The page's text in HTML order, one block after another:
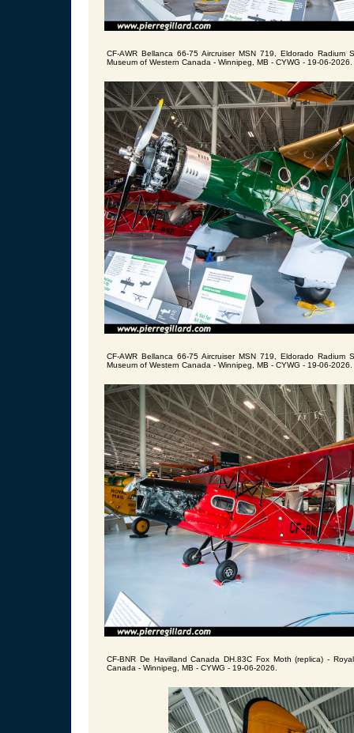
CF-AWR Bellanca 66-75 Aircruiser MSN 719, Eldorado Radium
Museum of Western Canada - Winnipeg, MB - CYWG - 19-06-2026.
CF-AWR Bellanca 66-75 Aircruiser MSN 719, Eldorado Radium
Museum of Western Canada - Winnipeg, MB - CYWG - 19-06-2026.
CF-BNR De Havilland Canada DH.83C Fox Moth (replica) -
Canada - Winnipeg, MB - CYWG - 19-06-2026.